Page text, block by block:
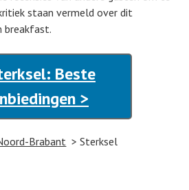
staan vermeld over dit
breakfast.
Beste
>
Brabant Sterksel